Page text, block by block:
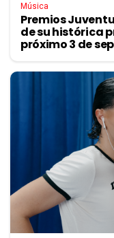
Música
Premios
de su histórica
próximo 3 de